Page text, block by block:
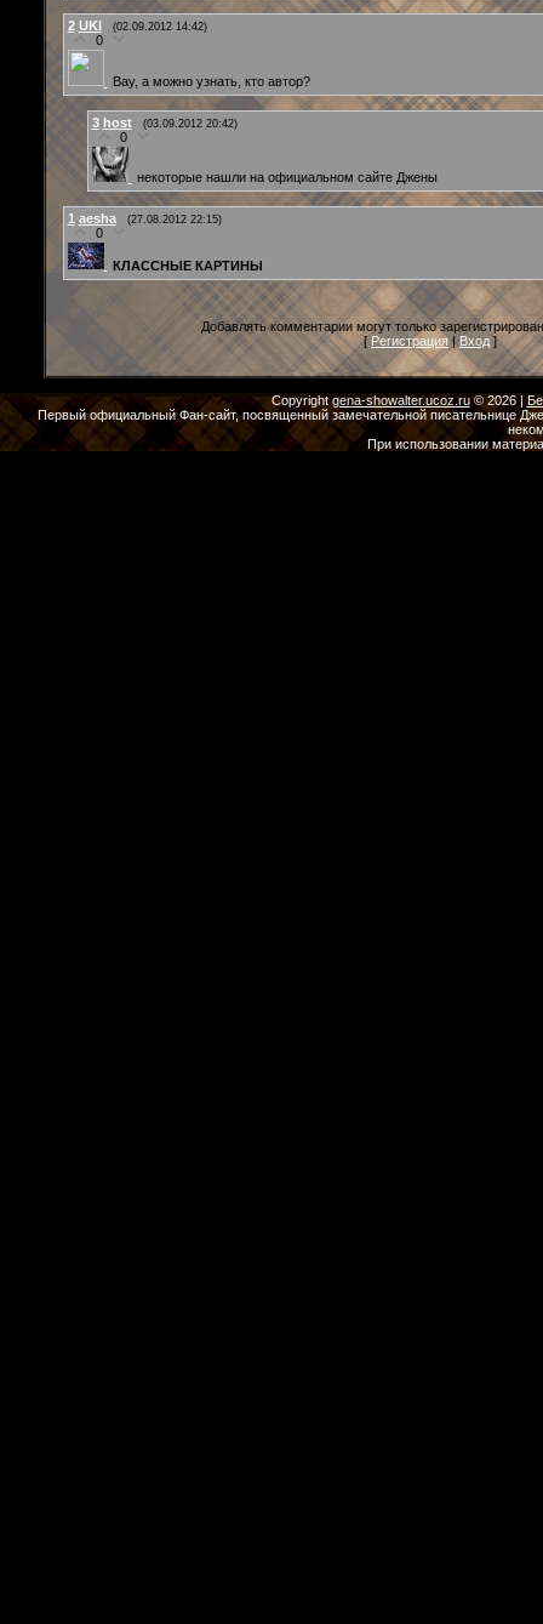
2 UKI (02.09.2012 14:42)
0
Вау, а можно узнать, кто автор?
3 host (03.09.2012 20:42)
0
некоторые нашли на официальном сайте Джены
1 aesha (27.08.2012 22:15)
0
КЛАССНЫЕ КАРТИНЫ
Добавлять комментарии могут только
[ Регистрация| Вход ]
Copyrightgena-showalter.ucoz.ru© 2026|
Первый официальный Фан-сайт, посвященный замечательной писательнице
При использовании